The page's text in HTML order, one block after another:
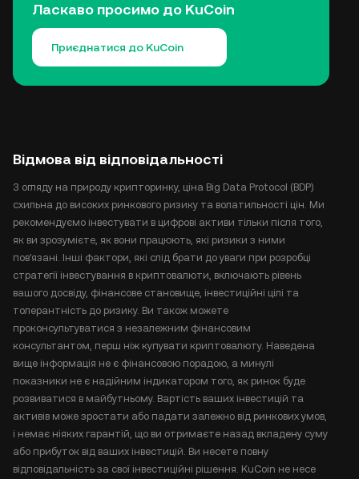
Ласкаво просимо до KuCoin
Приєднатися до KuCoin
Відмова від відповідальності
З огляду на природу крипторинку, ціна Big Data Protocol (BDP)
схильна до високих ринкового ризику та волатильності цін. Ми
рекомендуємо інвестувати в цифрові активи тільки після того,
як ви зрозумієте, як вони працюють, які ризики з ними
пов'язані. Інші фактори, які слід брати до уваги при розробці
стратегії інвестування в криптовалюти, включають рівень
вашого досвіду, фінансове становище, інвестиційні цілі та
толерантність до ризику. Ви також можете
проконсультуватися з незалежним фінансовим
консультантом, перш ніж купувати криптовалюту. Наведена
вище інформація не є фінансовою порадою, а минулі
показники не є надійним індикатором того, як ринок буде
розвиватися в майбутньому. Вартість ваших інвестицій та
активів може зростати або падати залежно від ринкових умов,
і немає ніяких гарантій, що ви отримаєте назад вкладену суму
або прибуток від ваших інвестицій. Ви несете повну
відповідальність за свої інвестиційні рішення. KuCoin не несе